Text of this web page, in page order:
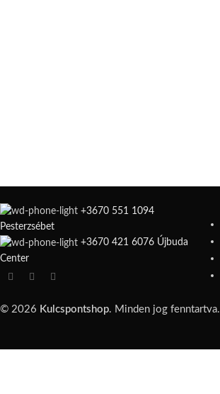
+3670 551 1094
Pesterzsébet
+3670 421 6076 Újbuda
Center
© 2026 Kulcspontshop. Minden jog fenntartva.